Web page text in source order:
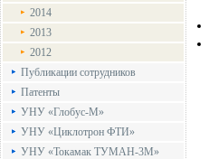
2014
2013
2012
Публикации сотрудников
Патенты
УНУ «Глобус-М»
УНУ «Циклотрон ФТИ»
УНУ «Токамак ТУМАН-3М»